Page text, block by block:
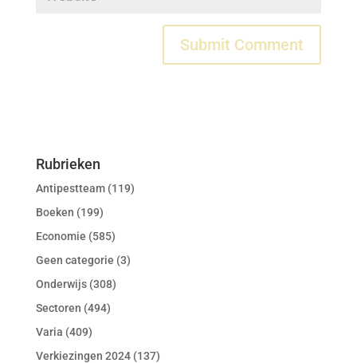
Rubrieken
Antipestteam(119)
Boeken (199)
Economie (585)
Geen categorie (3)
Onderwijs(308)
Sectoren (494)
Varia (409)
Verkiezingen 2024(137)